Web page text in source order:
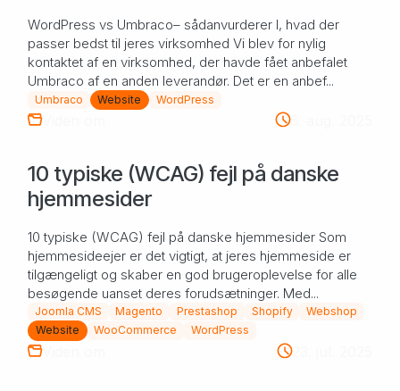
WordPress vs Umbraco– sådanvurderer I, hvad der
passer bedst til jeres virksomhed Vi blev for nylig
kontaktet af en virksomhed, der havde fået anbefalet
Umbraco af en anden leverandør. Det er en anbef...
Umbraco Website WordPress
Viden om 6. aug. 2025
10 typiske (WCAG) fejl på danske
hjemmesider
10 typiske (WCAG) fejl på danske hjemmesider Som
hjemmesideejer er det vigtigt, at jeres hjemmeside er
tilgængeligt og skaber en god brugeroplevelse for alle
besøgende uanset deres forudsætninger. Med...
Joomla CMS Magento Prestashop Shopify
Webshop
Website
WooCommerce WordPress
Viden om 23. jul. 2025